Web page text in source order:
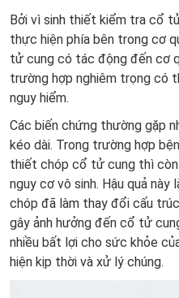
Bởi vì sinh thiết kiểm tra cổ
thực hiện phía bên trong cơ
tử cung có tác động đến cơ
trường hợp nghiêm trọng có
nguy hiểm.
Các biến chứng thường gặp
kéo dài. Trong trường hợp
thiết chóp cổ tử cung thì
nguy cơ vô sinh. Hậu quả
chóp đã làm thay đổi cấu
gây ảnh hưởng đến cổ tử
nhiều bất lợi cho sức khỏe
hiện kịp thời và xử lý chúng.